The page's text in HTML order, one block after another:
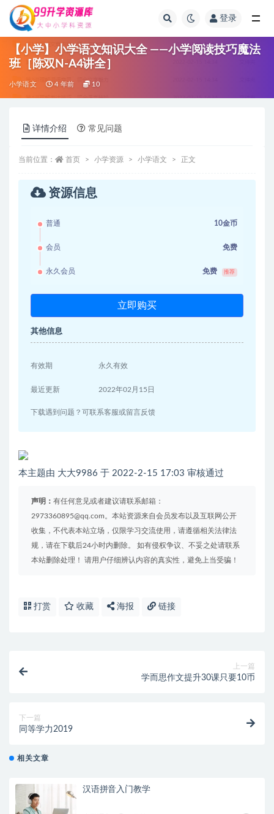
登录
【小学】小学语文知识大全 ——小学阅读技巧魔法
班［陈双N-A4讲全］
小学语文 4 年前 10
详情介绍 常见问题
当前位置： 首页 小学资源 小学语文 正文
资源信息
普通 10金币
会员 免费
永久会员 免费 推荐
立即购买
其他信息
有效期 永久有效
最近更新 2022年02月15日
下载遇到问题？可联系客服或留言反馈
本主题由 大大9986 于 2022-2-15 17:03 审核通过
声明： 有任何意见或者建议请联系邮箱：
2973360895@qq.com。本站资源来自会员发布以及互联网公开
收集，不代表本站立场，仅限学习交流使用，请遵循相关法律法
规，请在下载后24小时内删除。 如有侵权争议、不妥之处请联系
本站删除处理！ 请用户仔细辨认内容的真实性，避免上当受骗！
打赏 收藏 海报 链接
上一篇
学而思作文提升30课只要10币
下一篇
同等学力2019
相关文章
汉语拼音入门教学